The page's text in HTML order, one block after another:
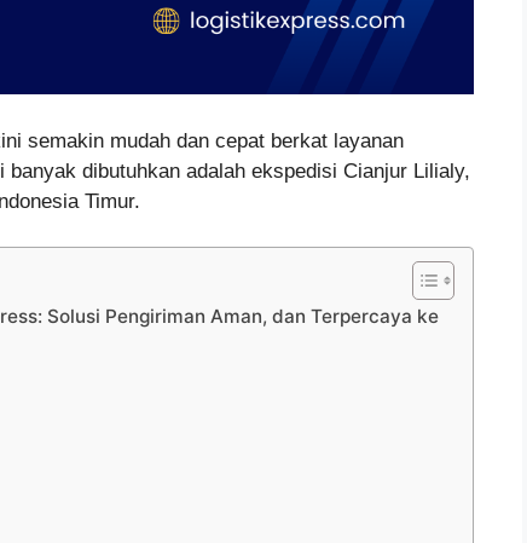
semakin mudah dan cepat berkat layanan
dibutuhkan adalah ekspedisi Cianjur Lilialy,
Timur.
Solusi Pengiriman Aman, dan Terpercaya ke